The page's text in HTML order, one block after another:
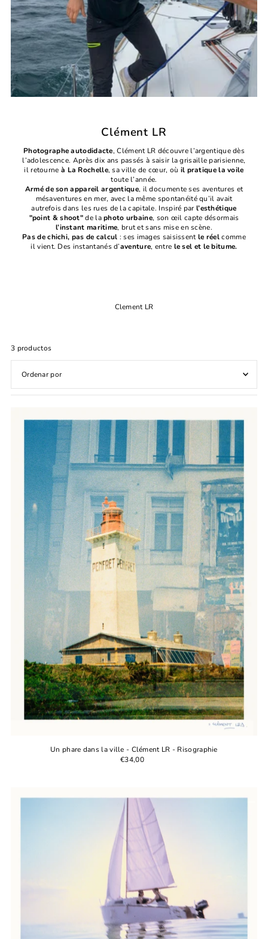
Clément LR
Photographe autodidacte, Clément LR découvre l’argentique dès
l’adolescence. Après dix ans passés à saisir la grisaille parisienne,
il retourne à La Rochelle, sa ville de cœur, où il pratique la voile
toute l’année.
Armé de son appareil argentique, il documente ses aventures et
mésaventures en mer, avec la même spontanéité qu’il avait
autrefois dans les rues de la capitale. Inspiré par l’esthétique
"point & shoot"de laphoto urbaine, son œil capte désormais
l’instant maritime, brut et sans mise en scène.
Pas de chichi, pas de calcul : ses images saisissentle réelcomme
il vient. Des instantanés d’aventure, entre le sel et le bitume.
Clement LR
3 productos
Características
Más vendidos
Alfabéticamente, A-Z
Alfabéticamente, Z-A
Precio, menor a mayor
Precio, mayor a menor
Fecha: antiguo(a) a reciente
Fecha: reciente a antiguo(a)
Un phare dans la ville - Clément LR - Risographie
€34,00